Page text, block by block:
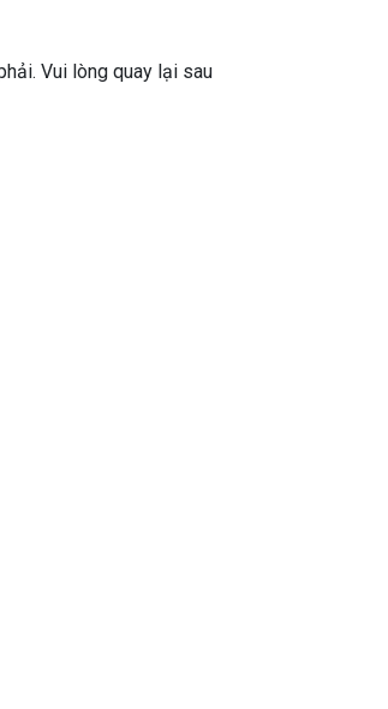
Vui lòng quay lại sau